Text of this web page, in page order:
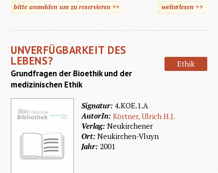
bitte anmelden um zu reservieren >> weiterlesen>>
UNVERFÜGBARKEIT DES
LEBENS? Ethik
Grundfragen der Bioethik und der
medizinischen Ethik
Signatur:4.KOE.1.A
AutorIn:Körtner, Ulrich H.J.
Verlag:Neukirchener
Ort:Neukirchen-Vluyn
Jahr: 2001